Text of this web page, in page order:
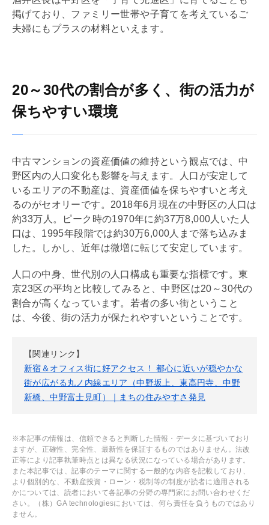
掲げており、ファミリー世帯や子育てを考えているご
夫婦にもプラスの材料といえます。
20～30代の割合が多く、街の活力が
保ちやすい環境
中古マンションの資産価値の維持という観点では、中
野区内の人口変化も影響を与えます。人口が安定して
いるエリアの不動産は、資産価値を保ちやすいと考え
るのがセオリーです。2018年6月現在の中野区の人口は
約33万人。ピーク時の1970年に約37万8,000人いた人
口は、1995年段階では約30万6,000人まで落ち込みま
した。しかし、近年は微増に転じて安定しています。
人口の中身、世代別の人口構成も重要な指標です。東
京23区の平均と比較してみると、中野区は20～30代の
割合が高くなっています。若者の多い街ということ
は、今後、街の活力が保たれやすいということです。
【関連リンク】
新宿＆オフィス街に好アクセス！ 都心に近いが穏やかな
街が広がる丸ノ内線エリア（中野坂上、東高円寺、中野
新橋、中野富士見町）｜まちの住みやすさ発見
※本記事の情報は、信頼できると判断した情報・データに基づいており
ますが、正確性、完全性、最新性を保証するものではありません。法改
正等により記事執筆時点とは異なる状況になっている場合があります。
また本記事では、記事のテーマに関する一般的な内容を記載しており、
より個別的な、不動産投資・ローン・税制等の制度が読者に適用される
かについては、読者において各記事の分野の専門家にお問い合わせくだ
さい。（株）GA technologiesにおいては、何ら責任を負うものではあり
ません。